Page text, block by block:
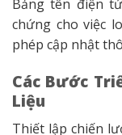
Bảng tên điện
chứng cho việc
phép cập nhật
Các Bước
Liệu
Thiết lập chiến